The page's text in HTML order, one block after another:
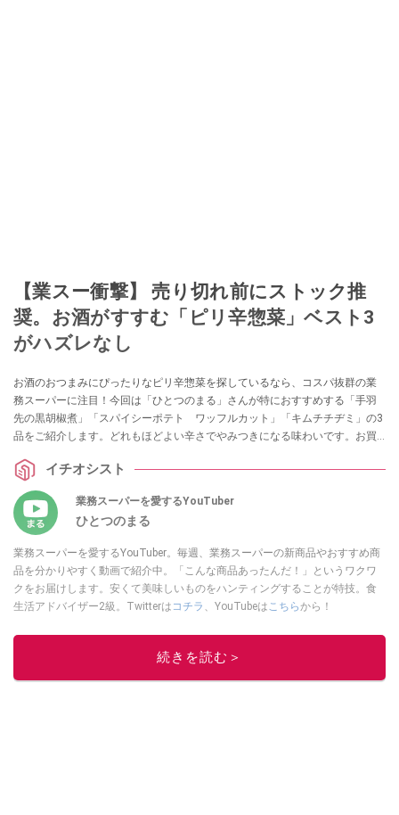
【業スー衝撃】 売り切れ前にストック推
奨。お酒がすすむ「ピリ辛惣菜」ベスト3
がハズレなし
お酒のおつまみにぴったりなピリ辛惣菜を探しているなら、コスパ抜群の業
務スーパーに注目！今回は「ひとつのまる」さんが特におすすめする「手羽
先の黒胡椒煮」「スパイシーポテト ワッフルカット」「キムチチヂミ」の3
品をご紹介します。どれもほどよい辛さでやみつきになる味わいです。お買
イチオシスト
業務スーパーを愛するYouTuber
ひとつのまる
業務スーパーを愛するYouTuber。毎週、業務スーパーの新商品やおすすめ商
品を分かりやすく動画で紹介中。「こんな商品あったんだ！」というワクワ
クをお届けします。安くて美味しいものをハンティングすることが特技。食
生活アドバイザー2級。Twitterは コチラ 、YouTubeはこちらから！
このイチオシストの他の記事を読む
続きを読む＞